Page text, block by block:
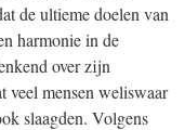
de ultieme doelen van
harmonie in de
over zijn
veel mensen weliswaar
slaagden. Volgens